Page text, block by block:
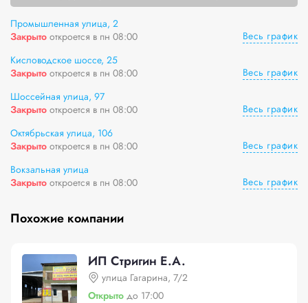
Промышленная улица, 2
Закрыто откроется в пн 08:00
Весь график
Кисловодское шоссе, 25
Закрыто откроется в пн 08:00
Весь график
Шоссейная улица, 97
Закрыто откроется в пн 08:00
Весь график
Октябрьская улица, 106
Закрыто откроется в пн 08:00
Весь график
Вокзальная улица
Закрыто откроется в пн 08:00 Весь график
Похожие компании
ИП Стригин Е.А.
улица Гагарина, 7/2
Открыто до 17:00